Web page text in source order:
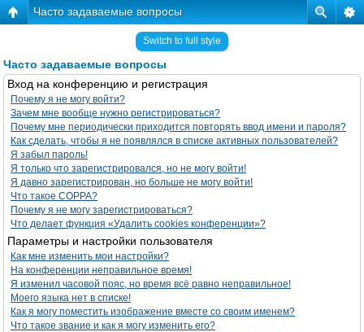
Часто задаваемые вопросы
Switch to full style
Часто задаваемые вопросы
Вход на конференцию и регистрация
Почему я не могу войти?
Зачем мне вообще нужно регистрироваться?
Почему мне периодически приходится повторять ввод имени и пароля?
Как сделать, чтобы я не появлялся в списке активных пользователей?
Я забыл пароль!
Я только что зарегистрировался, но не могу войти!
Я давно зарегистрирован, но больше не могу войти!
Что такое COPPA?
Почему я не могу зарегистрироваться?
Что делает функция «Удалить cookies конференции»?
Параметры и настройки пользователя
Как мне изменить мои настройки?
На конференции неправильное время!
Я изменил часовой пояс, но время всё равно неправильное!
Моего языка нет в списке!
Как я могу поместить изображение вместе со своим именем?
Что такое звание и как я могу изменить его?